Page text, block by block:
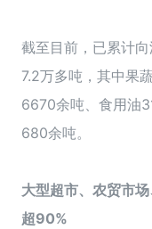
截至目前，已累计
7.2万多吨，其中果
6670余吨、食用油
680余吨。
大型超市、农贸市
超90%